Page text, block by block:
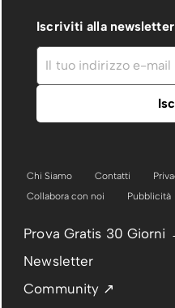
Iscriviti alla newsletter
Chi Siamo Contatti
Collabora con noi
Pubblicità
Prova Gratis 30 Giorni
Newsletter
Community ↗